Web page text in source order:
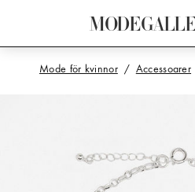
MODEGALL
Mode för kvinnor Accessoarer